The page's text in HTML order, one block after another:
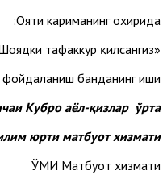
Ояти кариманинг охирида:
«Аллоҳ шундоқ қилиб сизга Ўз оятларини баён қилади. Шоядки тафаккур қилсангиз».
банданинг иши.
Кубро аёл-қизлар ўрта
юрти матбуот хизмати
ЎМИ Матбуот хизмати